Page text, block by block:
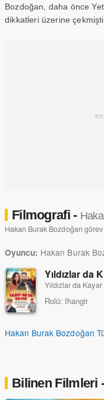
Bozdoğan, daha önce
dikkatleri üzerine çekmişti.
Filmografi -
Hakan Burak Bozdoğan
Oyuncu: Hakan Burak
Yıldızlar da
Yıldızlar da Kayar
Rolü: Ihangir
Hakan Burak Bozdoğan
Bilinen Filmleri